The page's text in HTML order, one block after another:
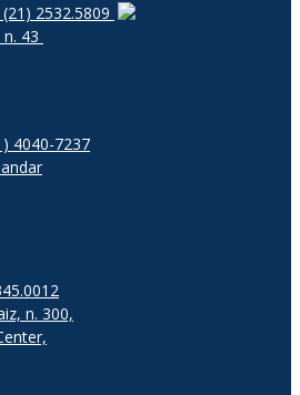
2532.5809
43
4040-7237
n. 300,